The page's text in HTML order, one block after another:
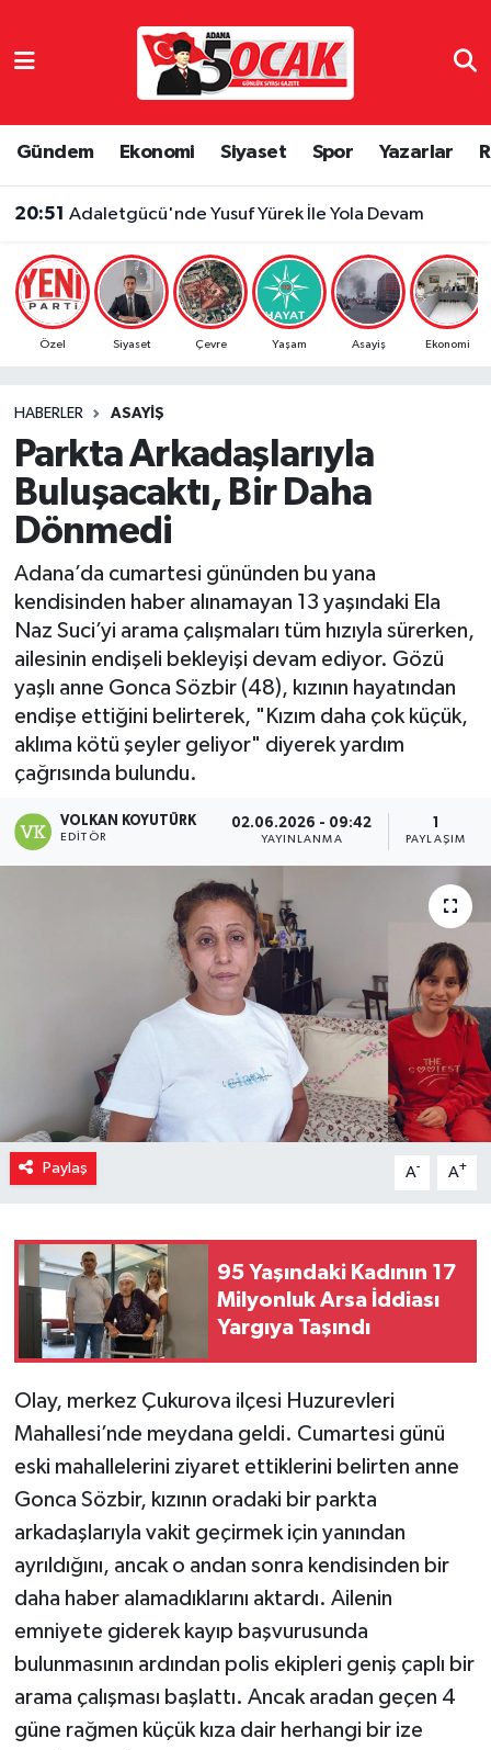
Gündem Ekonomi Siyaset Spor Yazarlar
20:51 Adaletgücü'nde Yusuf Yürek İle Yola Devam
Özel Siyaset Çevre Yaşam Asayiş Ekonomi
HABERLER ASAYIŞ
Parkta Arkadaşlarıyla
Buluşacaktı, Bir Daha
Dönmedi
Adana’da cumartesi gününden bu yana
kendisinden haber alınamayan 13 yaşındaki Ela
Naz Suci’yi arama çalışmaları tüm hızıyla sürerken,
ailesinin endişeli bekleyişi devam ediyor. Gözü
yaşlı anne Gonca Sözbir (48), kızının hayatından
endişe ettiğini belirterek, "Kızım daha çok küçük,
aklıma kötü şeyler geliyor" diyerek yardım
çağrısında bulundu.
VOLKAN KOYUTÜRK
EDITÖR
02.06.2026 - 09:42
YAYINLANMA PAYLAŞIM
Paylaş A- A+
95 Yaşındaki Kadının 17
Milyonluk Arsa İddiası
Yargıya Taşındı
Olay, merkez Çukurova ilçesi Huzurevleri
Mahallesi’nde meydana geldi. Cumartesi günü
eski mahallelerini ziyaret ettiklerini belirten anne
Gonca Sözbir, kızının oradaki bir parkta
arkadaşlarıyla vakit geçirmek için yanından
ayrıldığını, ancak o andan sonra kendisinden bir
daha haber alamadıklarını aktardı. Ailenin
emniyete giderek kayıp başvurusunda
bulunmasının ardından polis ekipleri geniş çaplı bir
arama çalışması başlattı. Ancak aradan geçen 4
güne rağmen küçük kıza dair herhangi bir ize
Dünya
Eğitim
Gündem
Haber Reklam
Magazin
Özel
Resmi İlanlar
Sağlık
Siyaset
Spor
Yaşam
Yerel Yönetimler
Adana Nöbetçi Eczaneler
Adana Trafik Yoğunluk Haritası
Süper Lig Puan Durumu ve Fikstür
Son Dakika Haberleri
Haber Arşivi